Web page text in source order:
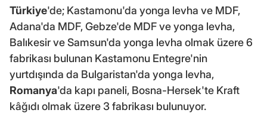
Türkiye'de; Kastamonu'da yonga levha ve MDF,
Adana'da MDF, Gebze'de MDF ve yonga levha,
Balıkesir ve Samsun'da yonga levha olmak üzere 6
fabrikası bulunan Kastamonu Entegre'nin
yurtdışında da Bulgaristan'da yonga levha,
Romanya'da kapı paneli, Bosna-Hersek'te Kraft
kâğıdı olmak üzere 3 fabrikası bulunuyor.